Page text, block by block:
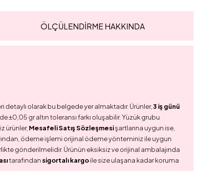
ÖLÇÜLENDİRME HAKKINDA
olarak bu belgede yer almaktadır. Ürünler,3 iş günü
gr altın toleransı farkı oluşabilir. Yüzük grubu
ürünler, Mesafeli Satış Sözleşmesişartlarına uygun ise,
ödeme işlemi orijinal ödeme yönteminiz ile uygun
gönderilmelidir. Ürünün eksiksiz ve orijinal ambalajında
tarafından sigortalı kargoile size ulaşana kadar koruma